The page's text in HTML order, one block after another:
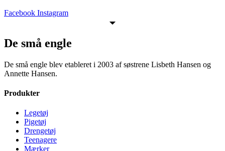
Facebook Instagram
De små engle
De små engle blev etableret i 2003 af søstrene Lisbeth Hansen og
Annette Hansen.
Produkter
Legetøj
Pigetøj
Drengetøj
Teenagere
Mærker